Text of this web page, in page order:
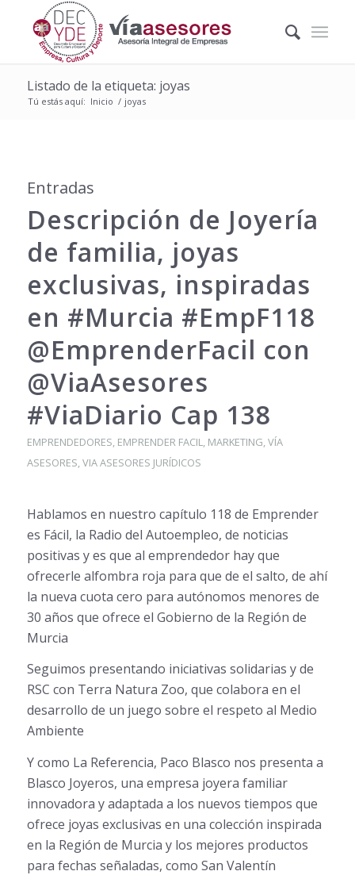
Listado de la etiqueta: joyas
Tú estás aquí: Inicio / joyas
Entradas
Descripción de Joyería
de familia, joyas
exclusivas, inspiradas
en #Murcia #EmpF118
@EmprenderFacil con
@ViaAsesores
#ViaDiario Cap 138
EMPRENDEDORES, EMPRENDER FACIL, MARKETING,VÍA
ASESORES,VIA ASESORES JURÍDICOS
Hablamos en nuestro capítulo 118 de Emprender
es Fácil, la Radio del Autoempleo, de noticias
positivas y es que al emprendedor hay que
ofrecerle alfombra roja para que de el salto, de ahí
la nueva cuota cero para autónomos menores de
30 años que ofrece el Gobierno de la Región de
Murcia
Seguimos presentando iniciativas solidarias y de
RSC con Terra Natura Zoo, que colabora en el
desarrollo de un juego sobre el respeto al Medio
Ambiente
Y como La Referencia, Paco Blasco nos presenta a
Blasco Joyeros, una empresa joyera familiar
innovadora y adaptada a los nuevos tiempos que
ofrece joyas exclusivas en una colección inspirada
en la Región de Murcia y los mejores productos
para fechas señaladas, como San Valentín